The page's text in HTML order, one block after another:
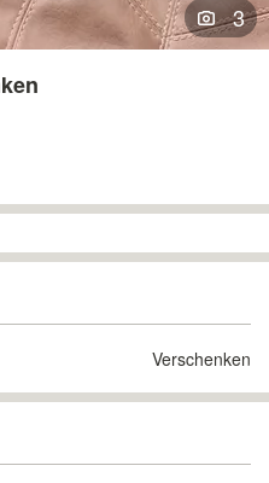
3
Verschenken